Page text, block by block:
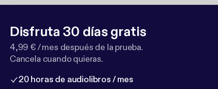
Disfruta 30 días gratis
4,99 € / mes después de la prueba.
Cancela cuando quieras.
20 horas de audiolibros / mes